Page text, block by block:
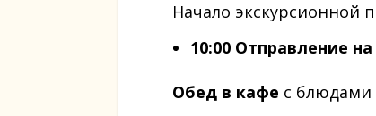
Начало экскурсионной
10:00 Отправление
Обед в кафе с блюдами